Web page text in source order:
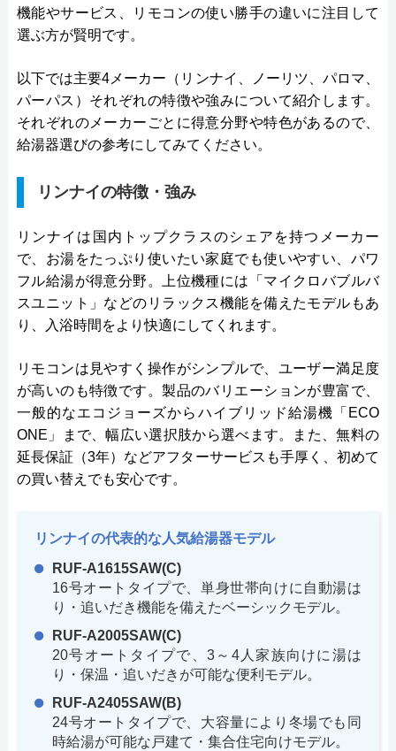
機能やサービス、リモコンの使い勝手の違いに注目して
選ぶ方が賢明です。
以下では主要4メーカー（リンナイ、ノーリツ、パロマ、
パーパス）それぞれの特徴や強みについて紹介します。
それぞれのメーカーごとに得意分野や特色があるので、
給湯器選びの参考にしてみてください。
リンナイの特徴・強み
リンナイは国内トップクラスのシェアを持つメーカー
で、お湯をたっぷり使いたい家庭でも使いやすい、パワ
フル給湯が得意分野。上位機種には「マイクロバブルバ
スユニット」などのリラックス機能を備えたモデルもあ
り、入浴時間をより快適にしてくれます。
リモコンは見やすく操作がシンプルで、ユーザー満足度
が高いのも特徴です。製品のバリエーションが豊富で、
一般的なエコジョーズからハイブリッド給湯機「ECO
ONE」まで、幅広い選択肢から選べます。また、無料の
延長保証（3年）などアフターサービスも手厚く、初めて
の買い替えでも安心です。
リンナイの代表的な人気給湯器モデル
RUF-A1615SAW(C)
16号オートタイプで、単身世帯向けに自動湯は
り・追いだき機能を備えたベーシックモデル。
RUF-A2005SAW(C)
20号オートタイプで、3～4人家族向けに湯は
り・保温・追いだきが可能な便利モデル。
RUF-A2405SAW(B)
24号オートタイプで、大容量により冬場でも同
時給湯が可能な戸建て・集合住宅向けモデル。